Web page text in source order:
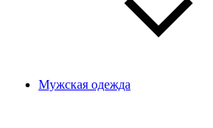
Мужская одежда